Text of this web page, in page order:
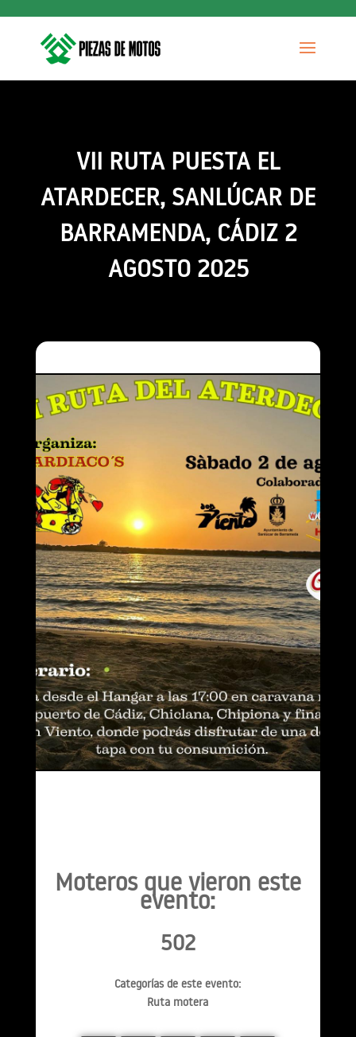
VII RUTA PUESTA EL
ATARDECER, SANLÚCAR DE
BARRAMENDA, CÁDIZ 2
AGOSTO 2025
Moteros que vieron este
evento:
502
Categorías de este evento:
Ruta motera